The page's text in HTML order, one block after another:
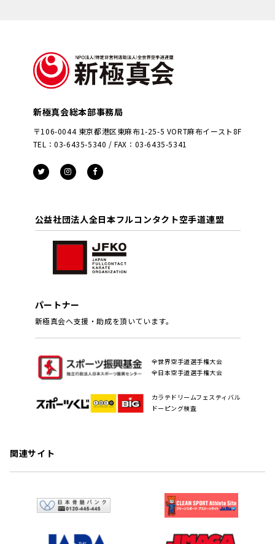
新極真会総本部事務局
〒106-0044 東京都港区東麻布1-25-5 VORT麻布イースト8F
TEL：03-6435-5340 / FAX：03-6435-5341
公益社団法人全日本フルコンタクト空手道連盟
パートナー
新極真会へ支援・助成を頂いています。
全世界空手道選手権大会
全日本空手道選手権大会
カラテドリームフェスティバル
ドーピング検査
関連サイト